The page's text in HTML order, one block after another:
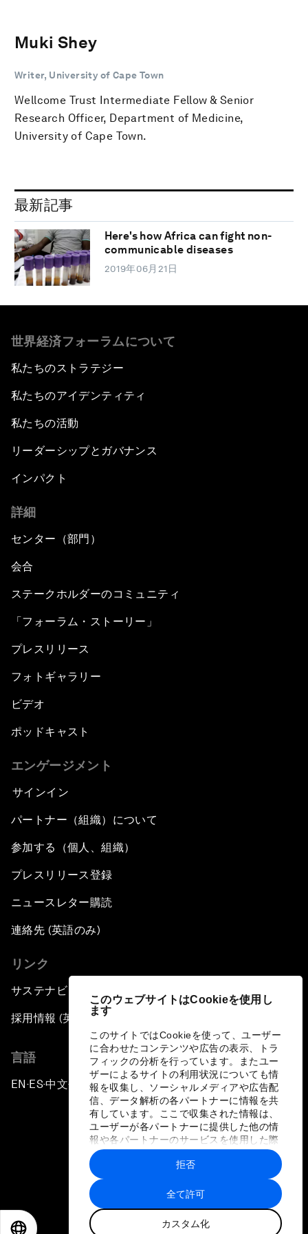
このウェブサイトはCookieを使用し
ます
このサイトではCookieを使って、ユーザー
に合わせたコンテンツや広告の表示、トラ
フィックの分析を行っています。またユー
ザーによるサイトの利用状況についても情
報を収集し、ソーシャルメディアや広告配
信、データ解析の各パートナーに情報を共
有しています。ここで収集された情報は、
ユーザーが各パートナーに提供した他の情
報や各パートナーのサービスを使用した際
に収集された情報と組み合わされ、各パー
トナーによって使用されることがありま
す。
全て許可
カスタム化
拒否
Muki Shey
Writer, University of Cape Town
Wellcome Trust Intermediate Fellow & Senior
Research Officer, Department of Medicine,
University of Cape Town.
最新記事
Here's how Africa can fight non-
communicable diseases
2019年06月21日
世界経済フォーラムについて
私たちのストラテジー
私たちのアイデンティティ
私たちの活動
リーダーシップとガバナンス
インパクト
詳細
センター（部門）
会合
ステークホルダーのコミュニティ
「フォーラム・ストーリー」
プレスリリース
フォトギャラリー
ビデオ
ポッドキャスト
エンゲージメント
サインイン
パートナー（組織）について
参加する（個人、組織）
プレスリリース登録
ニュースレター購読
連絡先 (英語のみ)
リンク
サステナビリティへの取り組み
採用情報 (英語のみ)
言語
EN ▪ES▪中文▪ 日本語
プライバシーポリシーと利用規約
サイトマップ
©
世界経済フォーラム